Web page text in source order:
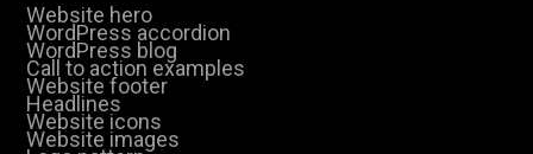
Website hero
WordPress accordion
WordPress blog
Call to action examples
Website footer
Headlines
Website icons
Website images